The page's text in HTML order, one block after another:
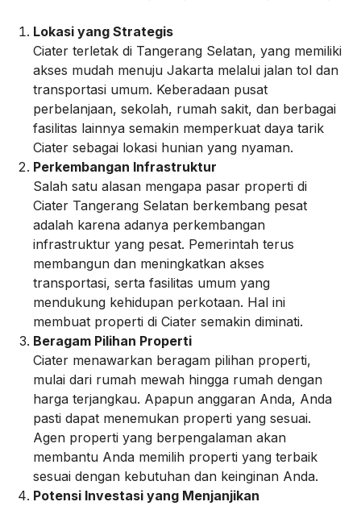
Lokasi yang Strategis
Ciater terletak di Tangerang Selatan, yang memiliki
akses mudah menuju Jakarta melalui jalan tol dan
transportasi umum. Keberadaan pusat
perbelanjaan, sekolah, rumah sakit, dan berbagai
fasilitas lainnya semakin memperkuat daya tarik
Ciater sebagai lokasi hunian yang nyaman.
Perkembangan Infrastruktur
Salah satu alasan mengapa pasar properti di
Ciater Tangerang Selatan berkembang pesat
adalah karena adanya perkembangan
infrastruktur yang pesat. Pemerintah terus
membangun dan meningkatkan akses
transportasi, serta fasilitas umum yang
mendukung kehidupan perkotaan. Hal ini
membuat properti di Ciater semakin diminati.
Beragam Pilihan Properti
Ciater menawarkan beragam pilihan properti,
mulai dari rumah mewah hingga rumah dengan
harga terjangkau. Apapun anggaran Anda, Anda
pasti dapat menemukan properti yang sesuai.
Agen properti yang berpengalaman akan
membantu Anda memilih properti yang terbaik
sesuai dengan kebutuhan dan keinginan Anda.
Potensi Investasi yang Menjanjikan